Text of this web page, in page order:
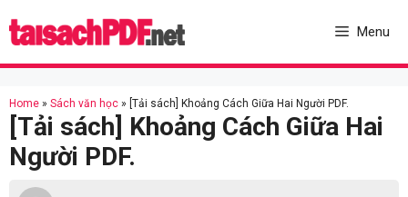
to
Menu
Home » Sách văn học » [Tải sách] Khoảng Cách Giữa Hai Người PDF.
[Tải sách] Khoảng Cách Giữa Hai
Người PDF.